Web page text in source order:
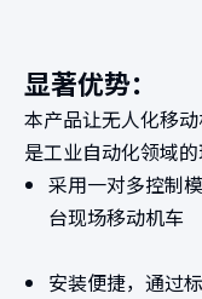
显著优势：
本产品让无人化移
是工业自动化领域
采用一对多控制
台现场移动机车
安装便捷，通过